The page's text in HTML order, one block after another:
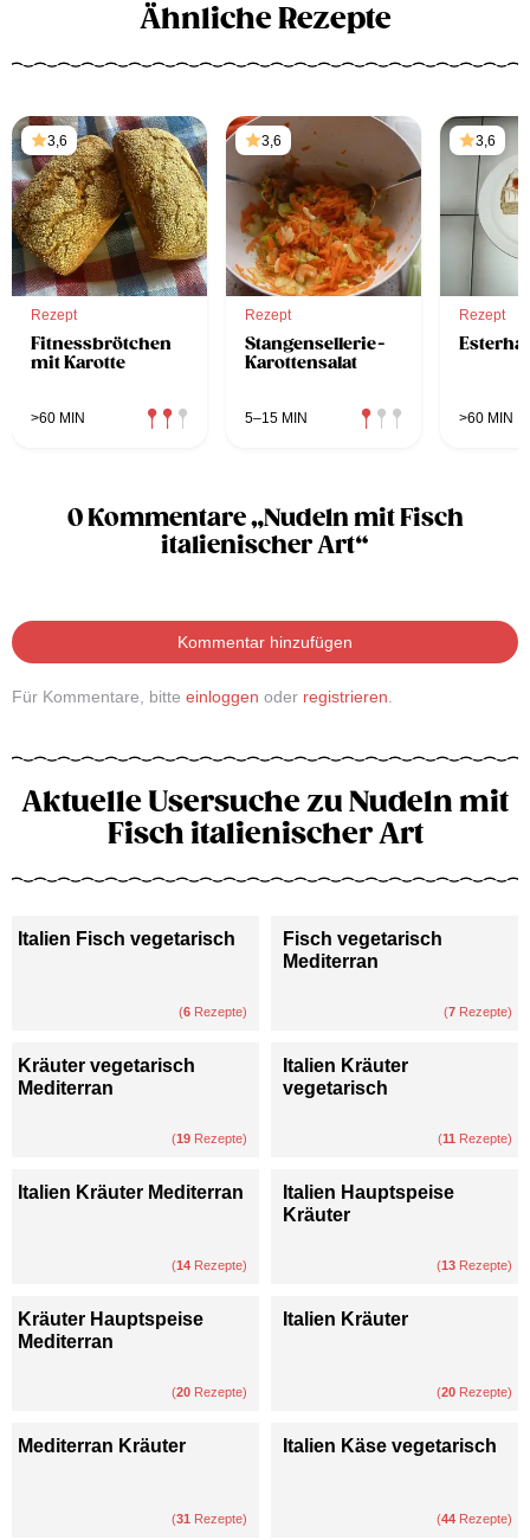
Ähnliche Rezepte
3,6
Rezept
Fitnessbrötchen
mit Karotte
>60 MIN
3,6
Rezept
Stangensellerie-
Karottensalat
5–15 MIN
3,6
Rezept
>60 MIN
0 Kommentare „Nudeln mit Fisch
italienischer Art“
Kommentar hinzufügen
Für Kommentare, bitte einloggen oder registrieren
Aktuelle Usersuche zu Nudeln mit
Fisch italienischer Art
Italien Fisch vegetarisch
(6 Rezepte)
Fisch vegetarisch
Mediterran
(7 Rezepte)
Kräuter vegetarisch
Mediterran
(19 Rezepte)
Italien Kräuter
vegetarisch
(11 Rezepte)
Italien Kräuter Mediterran
(14 Rezepte)
Italien Hauptspeise
Kräuter
(13 Rezepte)
Kräuter Hauptspeise
Mediterran
(20 Rezepte)
Italien Kräuter
(20 Rezepte)
Mediterran Kräuter
(31 Rezepte)
Italien Käse vegetarisch
(44 Rezepte)